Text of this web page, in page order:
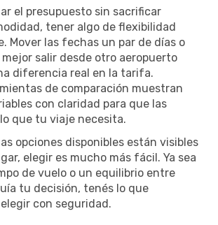
el presupuesto sin sacrificar
tener algo de flexibilidad
Mover las fechas un par de días o
salir desde otro aeropuerto
diferencia real en la tarifa.
de comparación muestran
con claridad para que las
que tu viaje necesita.
opciones disponibles están visibles
elegir es mucho más fácil. Ya sea
de vuelo o un equilibrio entre
tu decisión, tenés lo que
con seguridad.